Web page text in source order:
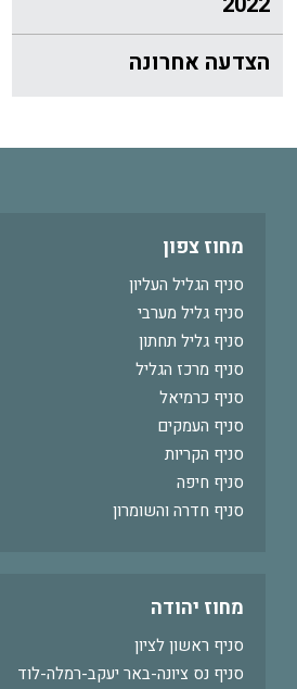
הצדעה אחרונה
מחוז צפון
סניף הגליל העליון
סניף גליל מערבי
סניף גליל תחתון
סניף מרכז הגליל
סניף כרמיאל
סניף העמקים
סניף הקריות
סניף חיפה
סניף חדרה והשומרון
מחוז יהודה
סניף ראשון לציון
סניף נס ציונה-באר יעקב-רמלה-לוד